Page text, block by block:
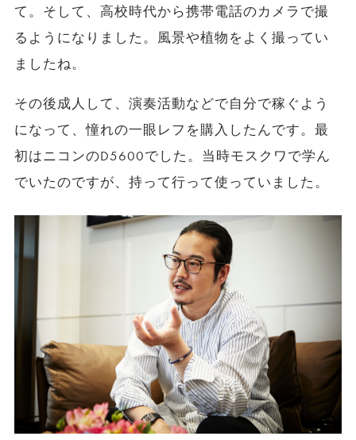
て。そして、高校時代から携帯電話のカメラで撮
るようになりました。風景や植物をよく撮ってい
ましたね。
その後成人して、演奏活動などで自分で稼ぐよう
になって、憧れの一眼レフを購入したんです。最
初はニコンのD5600でした。当時モスクワで学ん
でいたのですが、持って行って使っていました。